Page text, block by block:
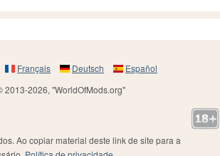
Français Deutsch
Español
2013-2026, "WorldOfMods.org"
Ao copiar material deste link de site para a